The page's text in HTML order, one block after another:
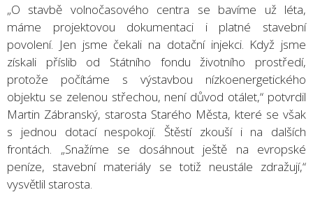
„O stavbě volnočasového centra se bavíme už léta,
máme projektovou dokumentaci i platné stavební
povolení. Jen jsme čekali na dotační injekci. Když jsme
získali příslib od Státního fondu životního prostředí,
protože počítáme s výstavbou nízkoenergetického
objektu se zelenou střechou, není důvod otálet,“ potvrdil
Martin Zábranský, starosta Starého Města, které se však
s jednou dotací nespokojí. Štěstí zkouší i na dalších
frontách. „Snažíme se dosáhnout ještě na evropské
peníze, stavební materiály se totiž neustále zdražují,“
vysvětlil starosta.